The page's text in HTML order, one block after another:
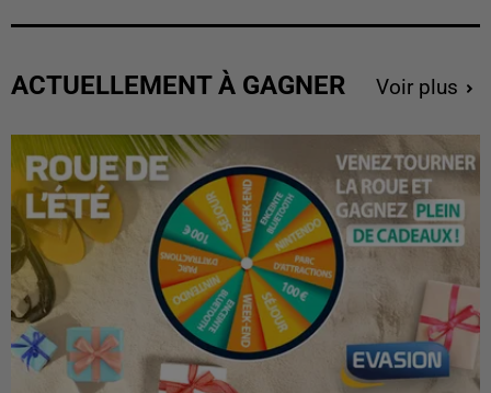
ACTUELLEMENT À GAGNER Voir plus